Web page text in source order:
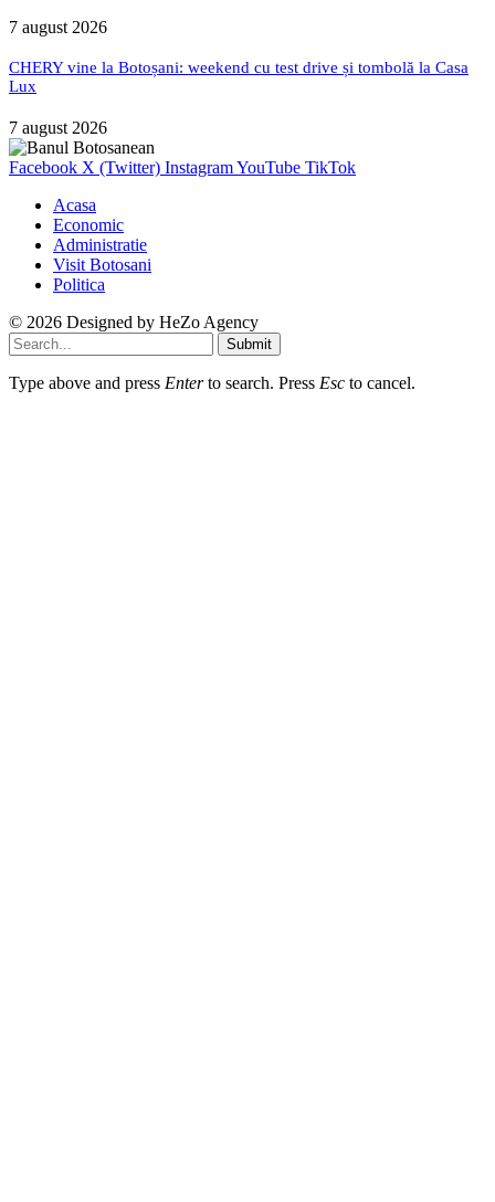
7 august 2026
CHERY vine la Botoșani: weekend cu test drive și tombolă la Casa
Lux
7 august 2026
Facebook X (Twitter) InstagramYouTube TikTok
Acasa
Economic
Administratie
Visit Botosani
Politica
© 2026 Designed by HeZo Agency
Submit
Type above and press Enterto search. Press Esc to cancel.